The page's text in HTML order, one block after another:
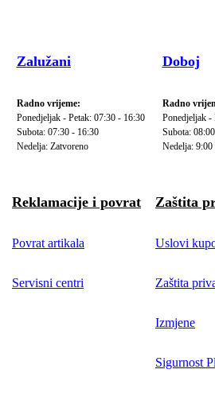
Zalužani
Radno vrijeme:
Ponedjeljak - Petak: 07:30 - 16:30
Subota: 07:30 - 16:30
Nedelja: Zatvoreno
Doboj
Radno
Ponedjeljak -
Subota:
Nedelja: 9:00
Reklamacije i povrat
Povrat artikala
Servisni centri
Zaštita
Uslovi
Zaštita
Izmjene
Sigurnost